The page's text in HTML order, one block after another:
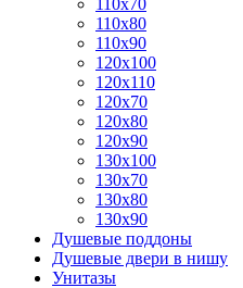
110x70
110x80
110x90
120x100
120x110
120x70
120x80
120x90
130x100
130x70
130x80
130x90
Душевые поддоны
Душевые двери в нишу
Унитазы